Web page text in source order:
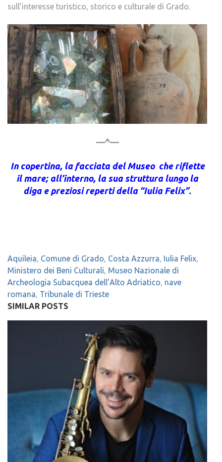
sull’interesse turistico, storico e culturale di Grado.
—^—
In copertina, la facciata del Museo che riflette
il mare; all’interno, la sua struttura lungo la
diga e preziosi reperti della “Iulia Felix”.
Aquileia Comune di Grado Costa Azzurra Iulia Felix
Ministero dei Beni Culturali Museo Nazionale di
Archeologia Subacquea dell’Alto Adriatico nave
romana Tribunale di Trieste
SIMILAR POSTS